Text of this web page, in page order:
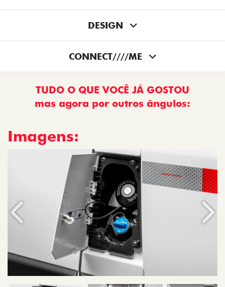
DESIGN
CONNECT////ME
TUDO O QUE VOCÊ JÁ GOSTOU
mas agora por outros ângulos:
Imagens:
Anterior